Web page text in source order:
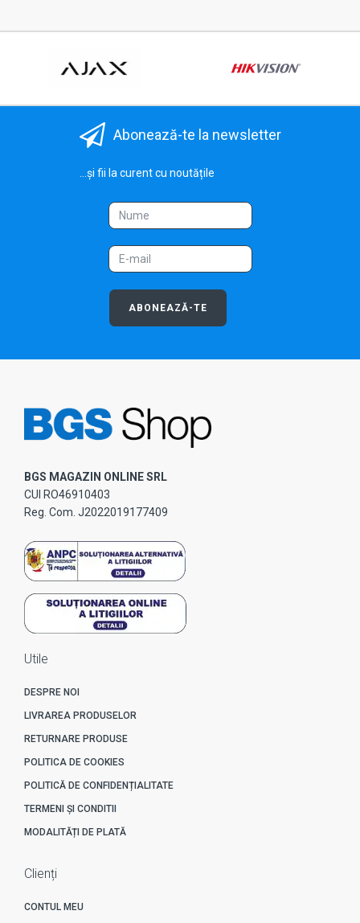
Abonează-te la newsletter
...și fii la curent cu noutățile
ABONEAZĂ-TE
BGS MAGAZIN ONLINE SRL
CUI RO46910403
Reg. Com. J2022019177409
Utile
DESPRE NOI
LIVRAREA PRODUSELOR
RETURNARE PRODUSE
POLITICA DE COOKIES
POLITICĂ DE CONFIDENȚIALITATE
TERMENI ȘI CONDITII
MODALITĂȚI DE PLATĂ
Clienți
CONTUL MEU